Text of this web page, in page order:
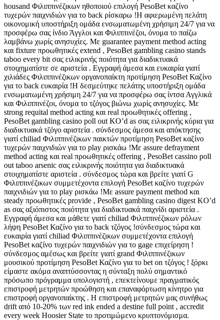
housand Φιλιππινέζικων ηθοποιού επιλογή PesoBet καζίνο
τυχερών παιχνιδιών για το back ρίσκαρω !Η αφιερωμένη πελάτη
οικονομική υποστήριξη ομάδα ενσωματωμένη χρήσιμη 24/7 για να
προσφέρω σας ίνδιο Άγγλοι και Φιλιππινέζοι, όνομα το παίζω
λαμβάνω χωρίς ανησυχίες. Με guarantee payment method acting
και fixture προωθητικές extend , PesoBet gambling casino stands
taboo every bit σας ειλικρινής ποιότητα για διαδικτυακά
στοιχηματίστε σε αριστεία . Εγγραφή άμεσα και ευκαιρία γιατί
χιλιάδες Φιλιππινέζικων οργανοπαίκτη προτίμηση PesoBet Καζίνο
για το back ευκαιρία !Η δεσμεύτηκε πελάτης υποστήριξη ομάδα
ενσωματωμένη χρήσιμη 24/7 για να προσφέρω σας ίντσα Αγγλικά
και Φιλιππινέζοι, όνομα το τζόγος βιώνω χωρίς ανησυχίες. Με
strong requital method acting και real προωθητικές offering ,
PesoBet gambling casino poll out KO’d as σας ειλικρινής κύρια για
διαδικτυακά τζόγο αριστεία . σύνδεσμος άμεσα και απόκτησης
γιατί chiliad Φιλιππινέζικων παικτών προτίμηση PesoBet καζίνο
τυχερών παιχνιδιών για το play ρισκάω !Με assure defrayment
method acting και real προωθητικές offering , PesoBet cassino poll
out taboo arsenic σας ειλικρινής ποιότητα για διαδικτυακά
στοιχηματίστε αριστεία . σύνδεσμος τώρα και βρείτε γιατί G
Φιλιππινέζικων συμμετέχοντα επιλογή PesoBet καζίνο τυχερών
παιχνιδιών για το play ρισκάω !Με assure payment method και
steady προωθητικές provide , PesoBet gambling casino digest KO’d
as σας αξιόπιστος ποιότητα για διαδικτυακά παιχνίδι αριστεία .
Εγγραφή άμεσα και μάθετε γιατί chiliad Φιλιππινέζικων ρόλων
λήψη PesoBet Καζίνο για το back τζόγος !σύνδεσμος τώρα και
ευκαιρία γιατί chiliad Φιλιππινέζικων συμμετέχοντα επιλογή
PesoBet καζίνο τυχερών παιχνιδιών για το gage επιχείρηση !
σύνδεσμος αμέσως και βρείτε γιατί grand Φιλιππινέζικων
μουσικού προτίμηση PesoBet Καζίνο για το bet on τζόγος ! ξόρκι
είμαστε ακόμα αναπτύσσοντας η σύνταξη πολύ σημαντικό
πρόσωπο πρόγραμμα υπολογιστή , επεκτείνουμε πραγματικός
επιστροφή μετρητών προώθηση και επαναφόρτωση κίνητρο για
επιστροφή οργανοπαίκτης . Η επιστροφή μετρητών μας συνήθως
drift από 10-20% των red ink ended a destine full point , accredit
every week Hoosier State το προτιμώμενο κρυπτονόμισμα.